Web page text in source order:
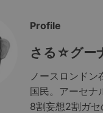
Profile
さる☆グー
ノースロンド
国民。アーセナ
8割妄想2割ガ